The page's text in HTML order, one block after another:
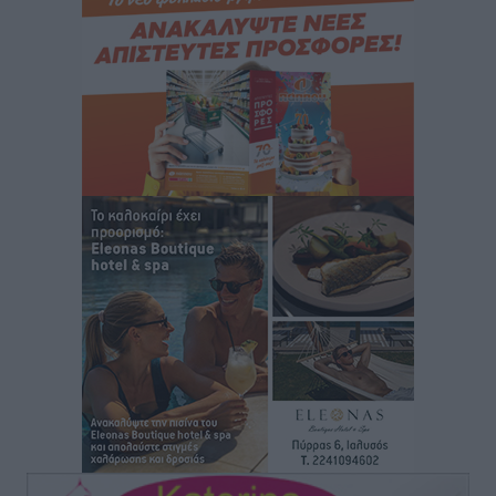
παρέσυρε 72χρονο και διέφυγε
Τοπικές Ειδήσεις• πριν 1 ώρα
Το νέο Ειδικό Χωροταξικό για τον Τουρισμό
ξανασχεδιάζει τον επενδυτικό χάρτη της Ρόδου
πριν 2 ώρες
Γιάννης Βασιλάκης: «Η Πρωτοβάθμια Φροντίδα
Υγείας πρέπει να φτάνει σε κάθε γωνιά – Ενισχύουμε
τις δομές, δεν τις αποδυναμώνουμε»
Συνεντεύξεις πριν 2 ώρες
Ιδρυμα Ωνάση: Το όραμα πίσω από τα δύο νέα
σχολεία της Ρόδου
Συνεντεύξεις• πριν 2 ώρες
Μιχάλης Χουρδάκης: «Η χώρα χρειάζεται μια